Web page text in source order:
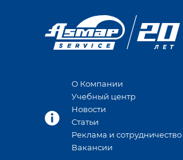
О Компании
Учебный центр
Новости
Статьи
Реклама и сотрудничество
Вакансии